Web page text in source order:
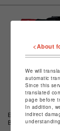
EVANGELION
BACK PACK by
<About
We will
automatic
Since this
translated
page before
In addition,
indirect